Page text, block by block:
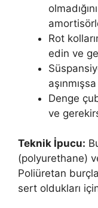
Rot
edin ve
Denge
ve
Teknik İpucu:
(polyurethane)
Poliüretan
sert oldukları